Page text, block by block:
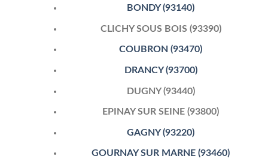
BONDY (93140)
CLICHY SOUS BOIS (93390)
COUBRON (93470)
DRANCY (93700)
DUGNY (93440)
EPINAY SUR SEINE (93800)
GAGNY (93220)
GOURNAY SUR MARNE (93460)